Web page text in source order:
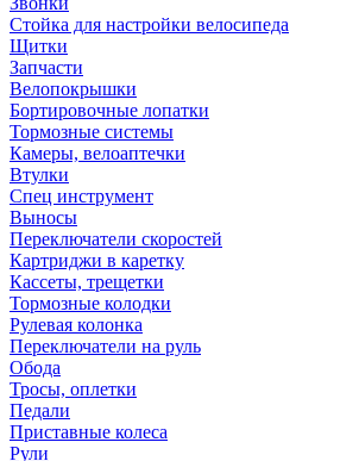
Стойка для настройки велосипеда
Щитки
Запчасти
Велопокрышки
Бортировочные лопатки
Тормозные системы
Камеры, велоаптечки
Втулки
Спец инструмент
Выносы
Переключатели скоростей
Картриджи в каретку
Кассеты, трещетки
Тормозные колодки
Рулевая колонка
Переключатели на руль
Обода
Тросы, оплетки
Педали
Приставные колеса
Рули